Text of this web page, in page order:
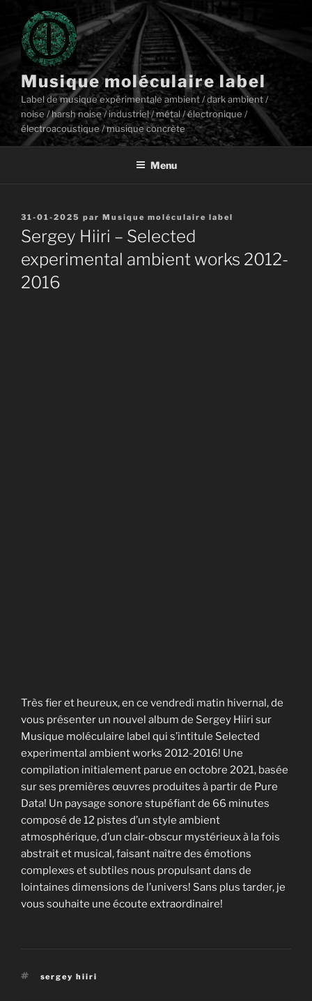
contenu
principal
Musique moléculaire label
Label de musique expérimentale ambient / dark ambient /
noise / harsh noise / industriel / métal / électronique /
électroacoustique / musique concrète
Menu
Publié
le
31-01-2025 par Musique moléculaire label
Sergey Hiiri – Selected
experimental ambient works 2012-
2016
Très fier et heureux, en ce vendredi matin hivernal, de
vous présenter un nouvel album de Sergey Hiiri sur
Musique moléculaire label qui s’intitule Selected
experimental ambient works 2012-2016! Une
compilation initialement parue en octobre 2021, basée
sur ses premières œuvres produites à partir de Pure
Data! Un paysage sonore stupéfiant de 66 minutes
composé de 12 pistes d’un style ambient
atmosphérique, d’un clair-obscur mystérieux à la fois
abstrait et musical, faisant naître des émotions
complexes et subtiles nous propulsant dans de
lointaines dimensions de l’univers! Sans plus tarder, je
vous souhaite une écoute extraordinaire!
Étiquettes
sergey hiiri